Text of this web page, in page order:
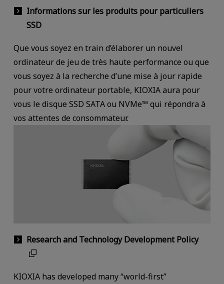
Informations sur les produits pour particuliers
SSD
Que vous soyez en train d’élaborer un nouvel
ordinateur de jeu de très haute performance ou que
vous soyez à la recherche d’une mise à jour rapide
pour votre ordinateur portable, KIOXIA aura pour
vous le disque SSD SATA ou NVMe™ qui répondra à
vos attentes de consommateur.
Research and Technology Development Policy
KIOXIA has developed many “world-first”